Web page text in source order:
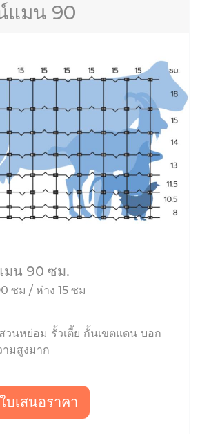
แมน 90
มน 90 ซม.
ซม / ห่าง 15 ซม
วนหย่อม รั้วเตี้ย กั้นเขตแดน บอก
ามสูงมาก
บเสนอราคา